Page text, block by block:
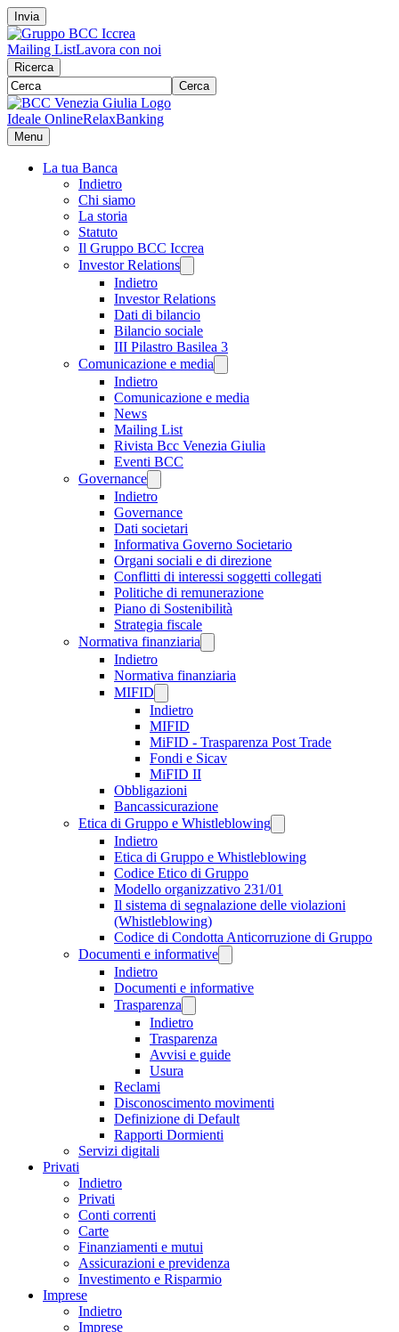
Invia
Mailing ListLavora con noi
Ricerca
Cerca
Ideale OnlineRelaxBanking
Menu
La tua Banca
Indietro
Chi siamo
La storia
Statuto
Il Gruppo BCC Iccrea
Investor Relations
Indietro
Investor Relations
Dati di bilancio
Bilancio sociale
III Pilastro Basilea 3
Comunicazione e media
Indietro
Comunicazione e media
News
Mailing List
Rivista Bcc Venezia Giulia
Eventi BCC
Governance
Indietro
Governance
Dati societari
Informativa Governo Societario
Organi sociali e di direzione
Conflitti di interessi soggetti collegati
Politiche di remunerazione
Piano di Sostenibilità
Strategia fiscale
Normativa finanziaria
Indietro
Normativa finanziaria
MIFID
Indietro
MIFID
MiFID - Trasparenza Post Trade
Fondi e Sicav
MiFID II
Obbligazioni
Bancassicurazione
Etica di Gruppo e Whistleblowing
Indietro
Etica di Gruppo e Whistleblowing
Codice Etico di Gruppo
Modello organizzativo 231/01
Il sistema di segnalazione delle violazioni
(Whistleblowing)
Codice di Condotta Anticorruzione di Gruppo
Documenti e informative
Indietro
Documenti e informative
Trasparenza
Indietro
Trasparenza
Avvisi e guide
Usura
Reclami
Disconoscimento movimenti
Definizione di Default
Rapporti Dormienti
Servizi digitali
Privati
Indietro
Privati
Conti correnti
Carte
Finanziamenti e mutui
Assicurazioni e previdenza
Investimento e Risparmio
Imprese
Indietro
Imprese